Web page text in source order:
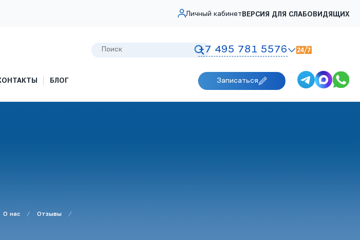
Личный кабинет ВЕРСИЯ ДЛЯ СЛАБОВИДЯЩИХ
+7 495 781 5576
БЛОГ Записаться
О нас Отзывы